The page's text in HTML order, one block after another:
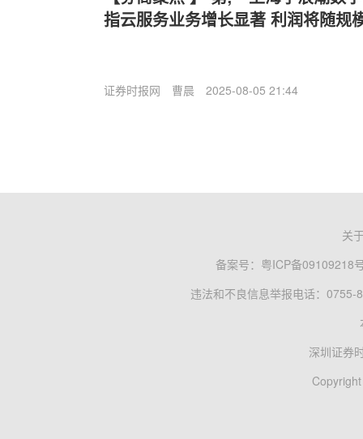
指云服务业务增长显著 利润将随规
证券时报网 曹晨 2025-08-05 21:44
关
备案号： 粤ICP备09109218
违法和不良信息举报电话：0755-
深圳证券